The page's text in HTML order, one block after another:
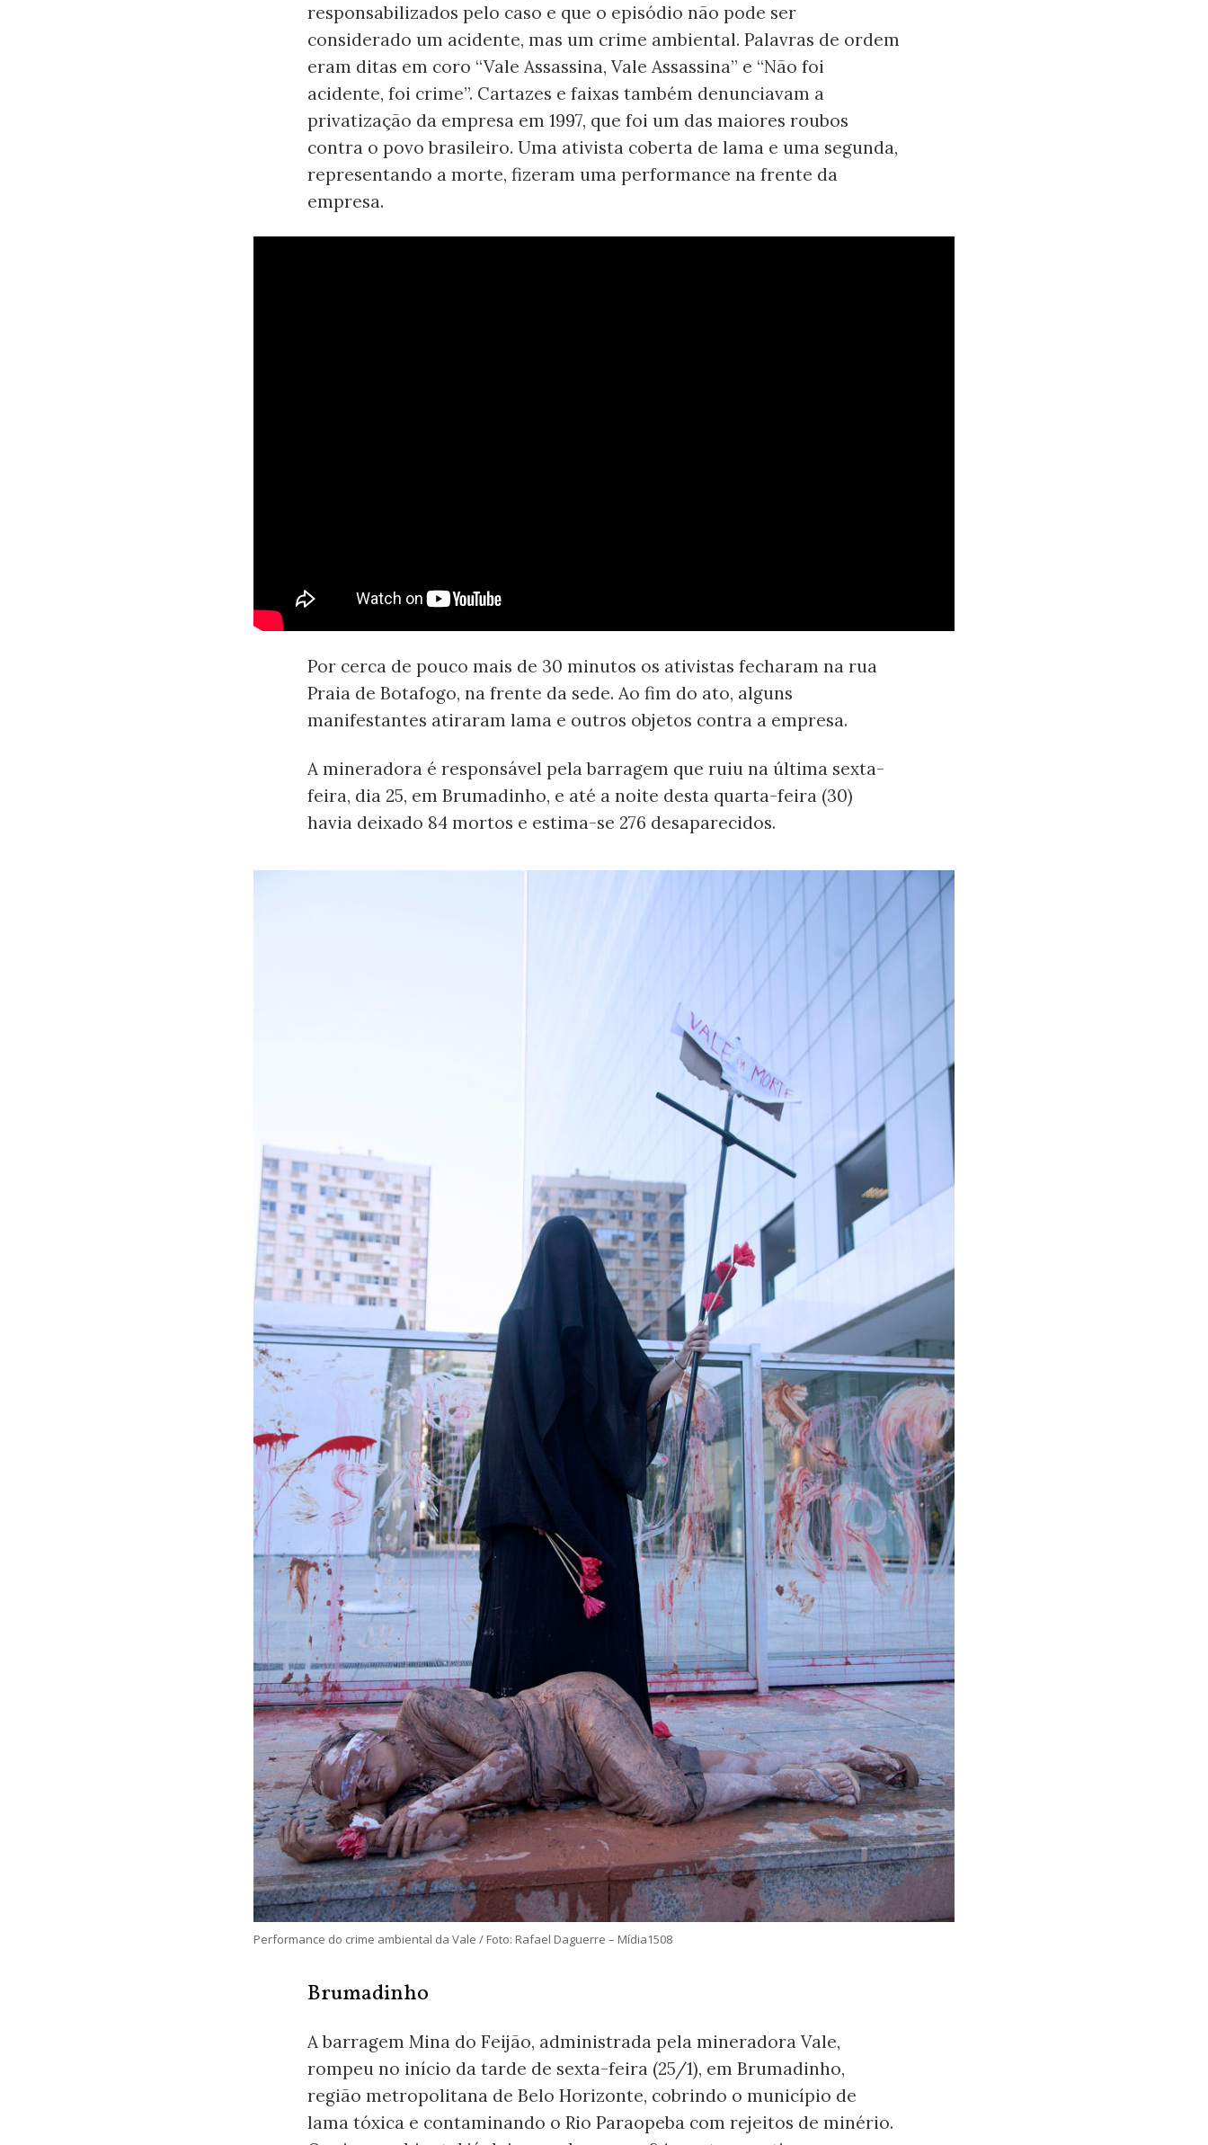
responsabilizados pelo caso e que o episódio não pode ser
considerado um acidente, mas um crime ambiental. Palavras de ordem
eram ditas em coro “Vale Assassina, Vale Assassina” e “Não foi
acidente, foi crime”. Cartazes e faixas também denunciavam a
privatização da empresa em 1997, que foi um das maiores roubos
contra o povo brasileiro. Uma ativista coberta de lama e uma segunda,
representando a morte, fizeram uma performance na frente da
empresa.
Por cerca de pouco mais de 30 minutos os ativistas fecharam na rua
Praia de Botafogo, na frente da sede. Ao fim do ato, alguns
manifestantes atiraram lama e outros objetos contra a empresa.
A mineradora é responsável pela barragem que ruiu na última sexta-
feira, dia 25, em Brumadinho, e até a noite desta quarta-feira (30)
havia deixado 84 mortos e estima-se 276 desaparecidos.
Performance do crime ambiental da Vale / Foto: Rafael Daguerre – Mídia1508
Brumadinho
A barragem Mina do Feijão, administrada pela mineradora Vale,
rompeu no início da tarde de sexta-feira (25/1), em Brumadinho,
região metropolitana de Belo Horizonte, cobrindo o município de
lama tóxica e contaminando o Rio Paraopeba com rejeitos de minério.